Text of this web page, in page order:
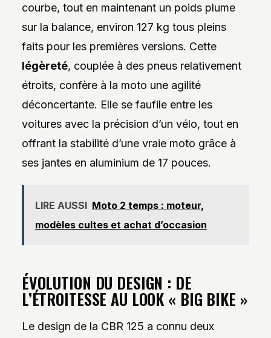
courbe, tout en maintenant un poids plume
sur la balance, environ 127 kg tous pleins
faits pour les premières versions. Cette
légèreté, couplée à des pneus relativement
étroits, confère à la moto une agilité
déconcertante. Elle se faufile entre les
voitures avec la précision d’un vélo, tout en
offrant la stabilité d’une vraie moto grâce à
ses jantes en aluminium de 17 pouces.
LIRE AUSSI Moto 2 temps : moteur,
modèles cultes et achat d’occasion
ÉVOLUTION DU DESIGN : DE
L’ÉTROITESSE AU LOOK « BIG BIKE »
Le design de la CBR 125 a connu deux